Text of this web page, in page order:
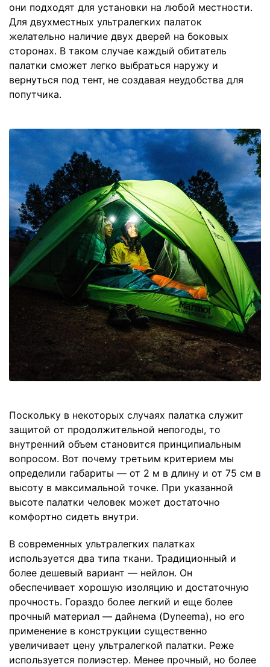
они подходят для установки на любой местности.
Для двухместных ультралегких палаток
желательно наличие двух дверей на боковых
сторонах. В таком случае каждый обитатель
палатки сможет легко выбраться наружу и
вернуться под тент, не создавая неудобства для
попутчика.
Поскольку в некоторых случаях палатка служит
защитой от продолжительной непогоды, то
внутренний объем становится принципиальным
вопросом. Вот почему третьим критерием мы
определили габариты — от 2 м в длину и от 75 см в
высоту в максимальной точке. При указанной
высоте палатки человек может достаточно
комфортно сидеть внутри.
В современных ультралегких палатках
используется два типа ткани. Традиционный и
более дешевый вариант — нейлон. Он
обеспечивает хорошую изоляцию и достаточную
прочность. Гораздо более легкий и еще более
прочный материал — дайнема (Dyneema), но его
применение в конструкции существенно
увеличивает цену ультралегкой палатки. Реже
используется полиэстер. Менее прочный, но более